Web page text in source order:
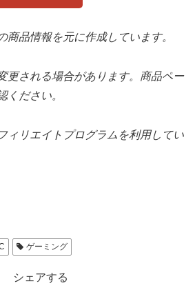
品情報を元に作成しています。
更される場合があります。商品ペー
ください。
ィリエイトプログラムを利用してい
ゲーミング
シェアする